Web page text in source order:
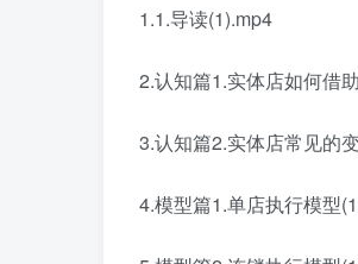
1.1.导读(1).mp4
2.认知篇1.实体店如何借
3.认知篇2.实体店常见的
4.模型篇1.单店执行模型